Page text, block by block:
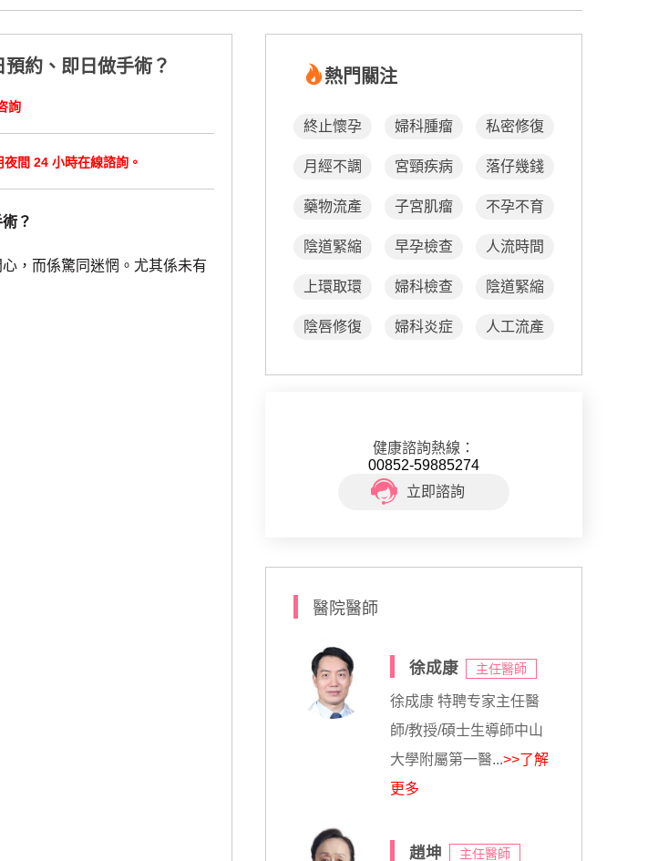
約、即日做手術？
詢
間 24 小時在線諮詢。
？
，而係驚同迷惘。尤其係未有
熱門關注
終止懷孕 婦科腫瘤 私密修復
月經不調 宮頸疾病 落仔幾錢
藥物流產 子宮肌瘤 不孕不育
陰道緊縮 早孕檢查 人流時間
上環取環 婦科檢查 陰道緊縮
陰唇修復 婦科炎症 人工流產
健康諮詢熱線：
00852-59885274
立即諮詢
醫院醫師
徐成康 主任醫師
徐成康 特聘专家主任醫
師/教授/碩士生導師中山
大學附屬第一醫...>>了解
更多
趙坤 主任醫師